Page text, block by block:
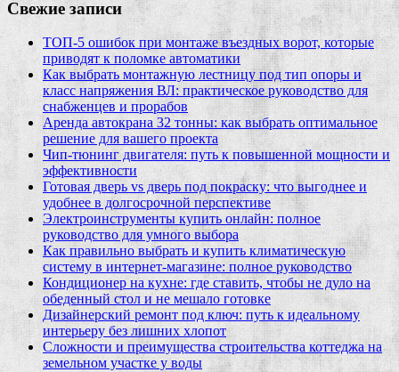
Свежие записи
ТОП-5 ошибок при монтаже въездных ворот, которые
приводят к поломке автоматики
Как выбрать монтажную лестницу под тип опоры и
класс напряжения ВЛ: практическое руководство для
снабженцев и прорабов
Аренда автокрана 32 тонны: как выбрать оптимальное
решение для вашего проекта
Чип‑тюнинг двигателя: путь к повышенной мощности и
эффективности
Готовая дверь vs дверь под покраску: что выгоднее и
удобнее в долгосрочной перспективе
Электроинструменты купить онлайн: полное
руководство для умного выбора
Как правильно выбрать и купить климатическую
систему в интернет‑магазине: полное руководство
Кондиционер на кухне: где ставить, чтобы не дуло на
обеденный стол и не мешало готовке
Дизайнерский ремонт под ключ: путь к идеальному
интерьеру без лишних хлопот
Сложности и преимущества строительства коттеджа на
земельном участке у воды